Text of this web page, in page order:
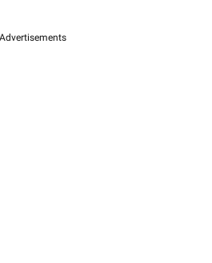
Advertisements